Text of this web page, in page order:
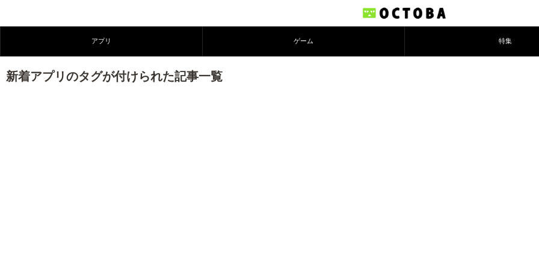
アプリ ゲーム 特集
新着アプリのタグが付けられた記事一覧